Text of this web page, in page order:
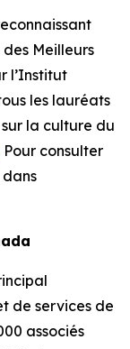
des Meilleurs
l’Institut
les lauréats
sur la culture du
Pour consulter
de services de
associés